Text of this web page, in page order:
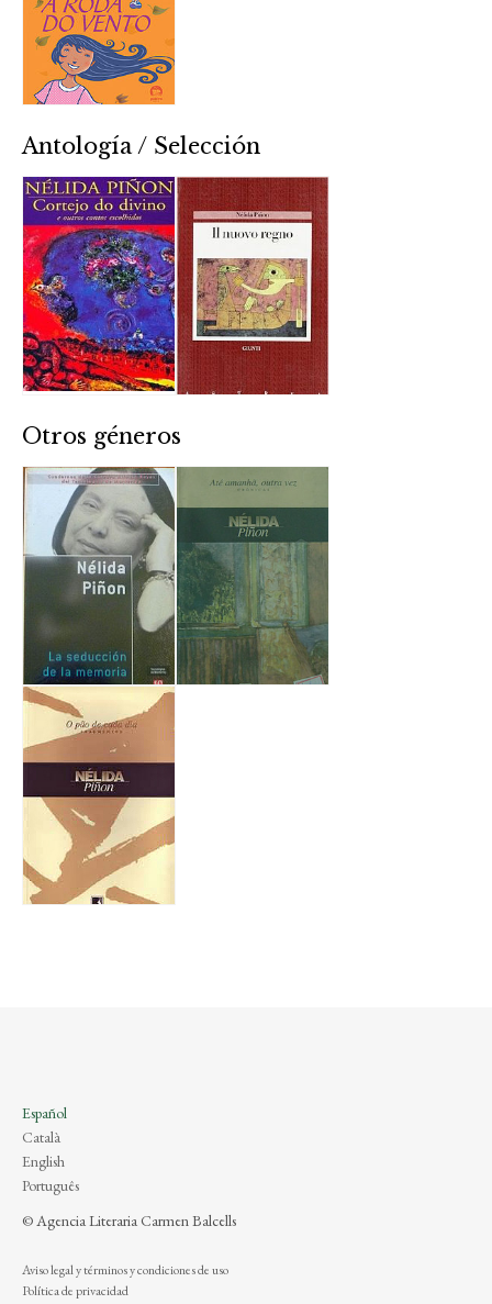
Antología / Selección
Otros géneros
Español
Català
English
Português
© Agencia Literaria Carmen Balcells
Aviso legal y términos y condiciones de uso
Política de privacidad